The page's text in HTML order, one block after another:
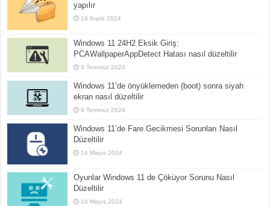
yapılır
18 Aralık 2024
Windows 11 24H2 Eksik Giriş:
PCAWallpaperAppDetect Hatası nasıl düzeltilir
9 Temmuz 2024
Windows 11’de önyüklemeden (boot) sonra siyah
ekran nasıl düzeltilir
9 Temmuz 2024
Windows 11’de Fare Gecikmesi Sorunları Nasıl
Düzeltilir
14 Mayıs 2024
Oyunlar Windows 11 de Çöküyor Sorunu Nasıl
Düzeltilir
14 Mayıs 2024